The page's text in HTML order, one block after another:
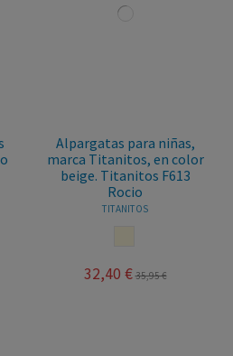
Alpargatas para niñas,
marca Titanitos, en color
beige. Titanitos F613
Rocio
TITANITOS
32,40 € 35,95 €